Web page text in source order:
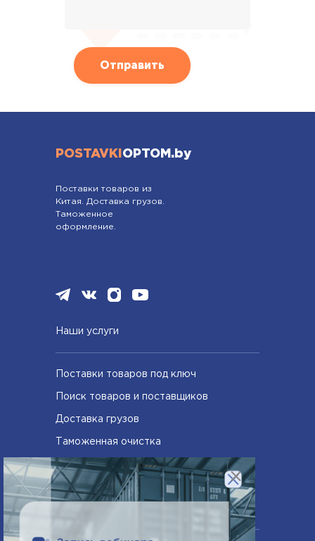
POSTAVKI OPTOM.by
Поставки товаров из
Китая. Доставка грузов.
Таможенное
оформление.
Наши услуги
Поставки товаров под ключ
Поиск товаров и поставщиков
Доставка грузов
Таможенная очистка
Сертифицирование товаров
×